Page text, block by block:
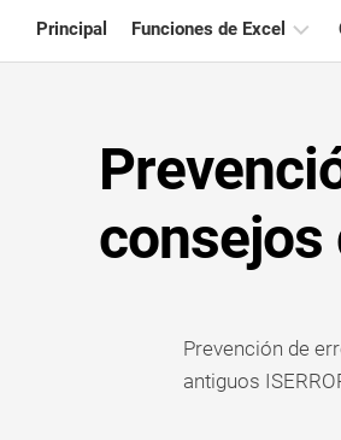
content
Principal Funciones de Excel
Consejos
de
Fórmula
Atajos
consejos
Prevención de
antiguos